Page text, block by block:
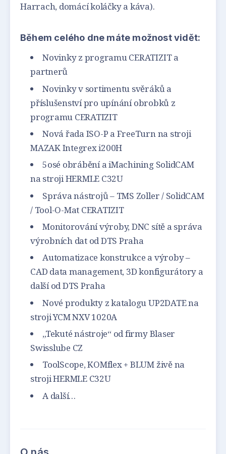
Harrach, domácí koláčky a káva).
Během celého dne máte možnost vidět:
Novinky z programu CERATIZIT a
partnerů
Novinky v sortimentu svěráků a
příslušenství pro upínání obrobků z
programu CERATIZIT
Nová řada ISO-P a FreeTurn na stroji
MAZAK Integrex i200H
5osé obrábění a iMachining SolidCAM
na stroji HERMLE C32U
Správa nástrojů – TMS Zoller / SolidCAM
/ Tool-O-Mat CERATIZIT
Monitorování výroby, DNC sítě a správa
výrobních dat od DTS Praha
Automatizace konstrukce a výroby –
CAD data management, 3D konfigurátory a
další od DTS Praha
Nové produkty z katalogu UP2DATE na
stroji YCM NXV 1020A
„Tekuté nástroje“ od firmy Blaser
Swisslube CZ
ToolScope, KOMflex + BLUM živě na
stroji HERMLE C32U
A další…